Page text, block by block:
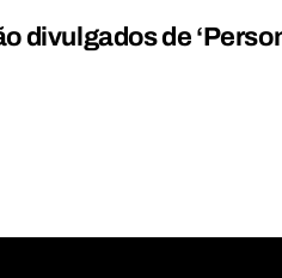
divulgados de